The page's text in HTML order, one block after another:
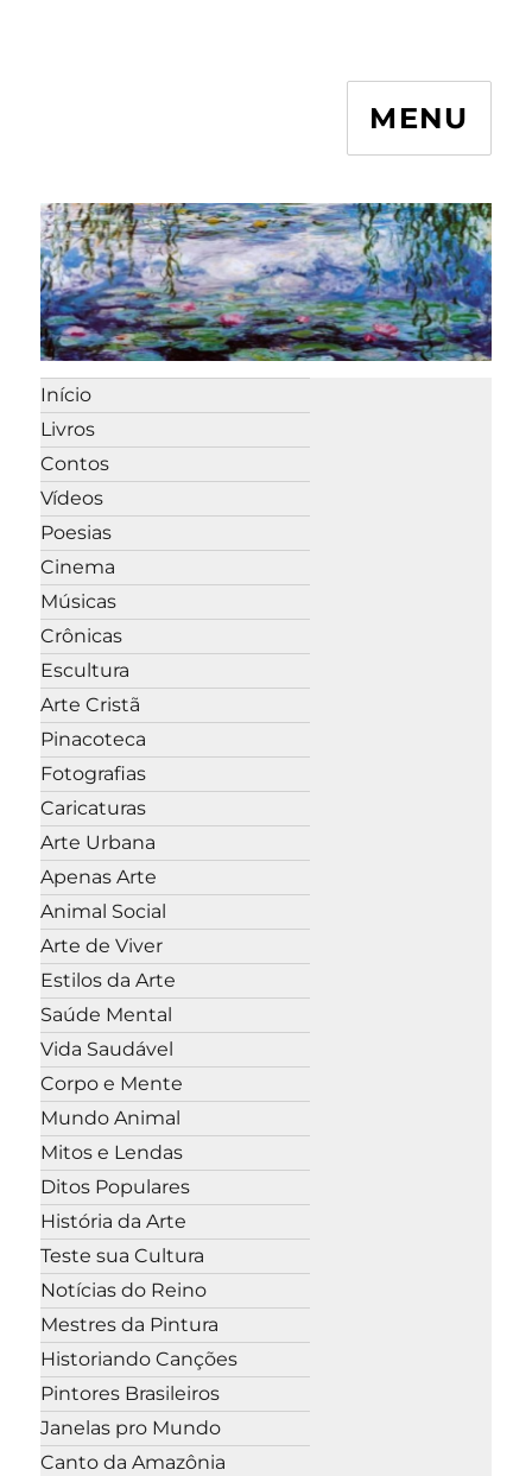
MENU
Início
Livros
Contos
Vídeos
Poesias
Cinema
Músicas
Crônicas
Escultura
Arte Cristã
Pinacoteca
Fotografias
Caricaturas
Arte Urbana
Apenas Arte
Animal Social
Arte de Viver
Estilos da Arte
Saúde Mental
Vida Saudável
Corpo e Mente
Mundo Animal
Mitos e Lendas
Ditos Populares
História da Arte
Teste sua Cultura
Notícias do Reino
Mestres da Pintura
Historiando Canções
Pintores Brasileiros
Janelas pro Mundo
Canto da Amazônia